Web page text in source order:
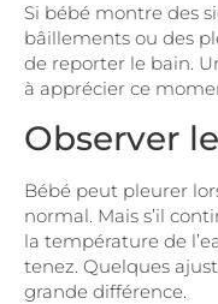
Si bébé montre des
bâillements ou des
de reporter le bain.
à apprécier ce
Observer
Bébé peut pleurer
normal. Mais s’il
la température de
tenez. Quelques
grande différence.